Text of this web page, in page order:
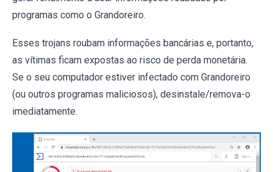
programas como o Grandoreiro.
Esses trojans roubam informações bancárias e, portanto,
as vítimas ficam expostas ao risco de perda monetária.
Se o seu computador estiver infectado com Grandoreiro
(ou outros programas maliciosos), desinstale/remova-o
imediatamente.